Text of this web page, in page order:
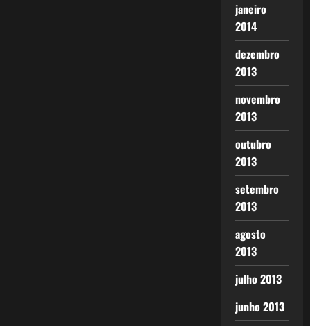
janeiro
2014
dezembro
2013
novembro
2013
outubro
2013
setembro
2013
agosto
2013
julho 2013
junho 2013